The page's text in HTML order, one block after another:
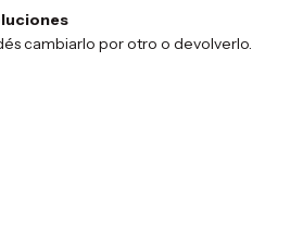
cambiarlo por otro o devolverlo.